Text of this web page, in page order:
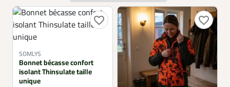
favorite_border
SOMLYS
Bonnet bécasse confort
isolant Thinsulate taille
unique
favorite_border